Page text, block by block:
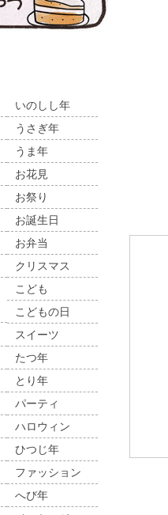
いのしし年
うさぎ年
うま年
お花見
お祭り
お誕生日
お弁当
クリスマス
こども
こどもの日
スイーツ
たつ年
とり年
パーティ
ハロウィン
ひつじ年
ファッション
へび年